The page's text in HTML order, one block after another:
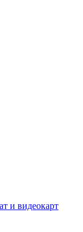
и видеокарт